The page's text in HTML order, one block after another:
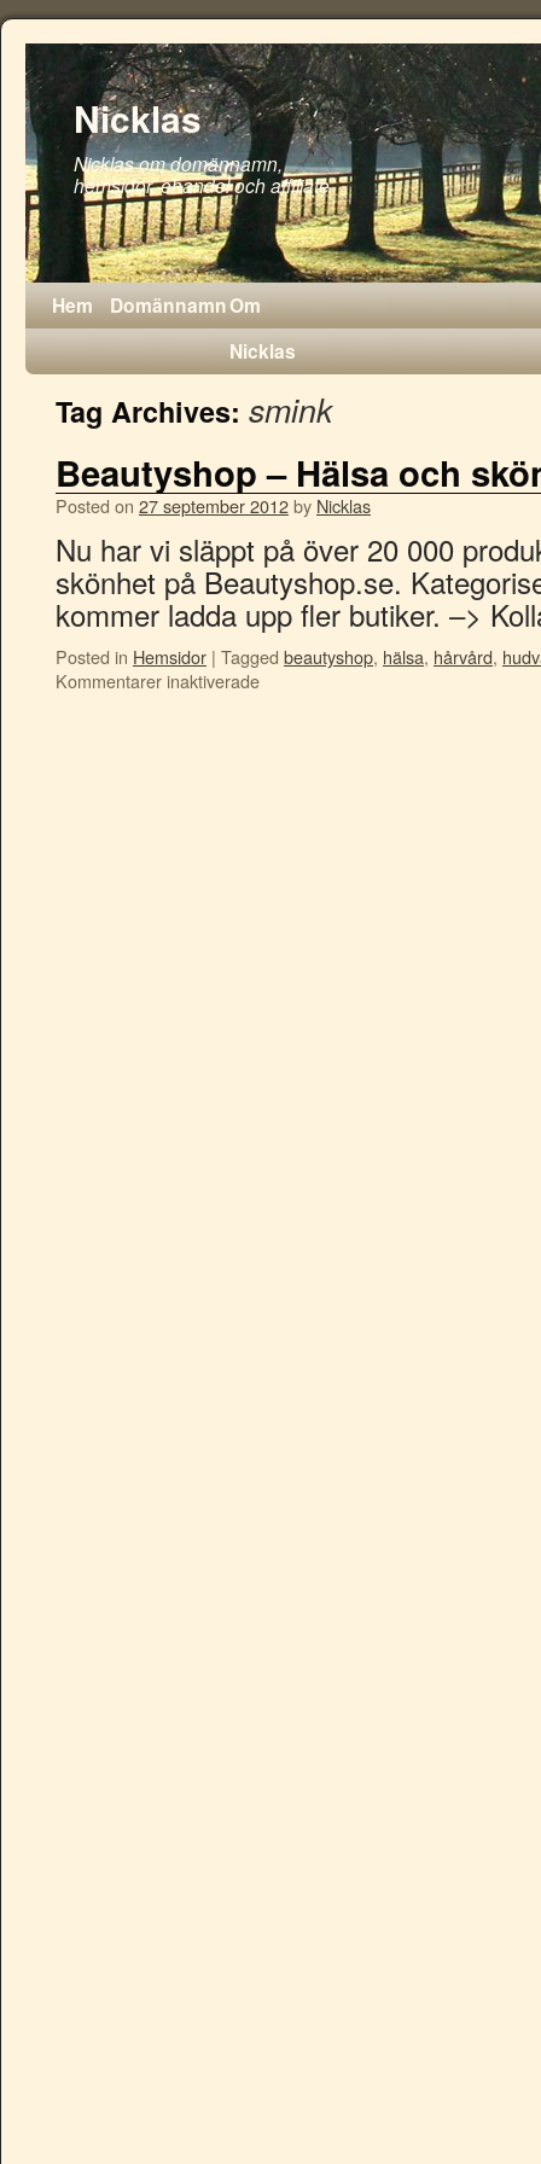
Nicklas
Nicklas om domännamn,
hemsidor, ehandel och affiliate
Hem DomännamnOm
Nicklas
Tag Archives: smink
Beautyshop – Hälsa och
Posted on 27 september 2012by Nicklas
Nu har vi släppt på över 20 000
skönhet på Beautyshop.se.
kommer ladda upp fler butiker. –>
Posted in Hemsidor | Tagged beautyshop, hälsa, hårvård,
Kommentarer inaktiverade